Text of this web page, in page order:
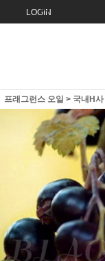
LOGIN
프래그런스 오일 > 국내H